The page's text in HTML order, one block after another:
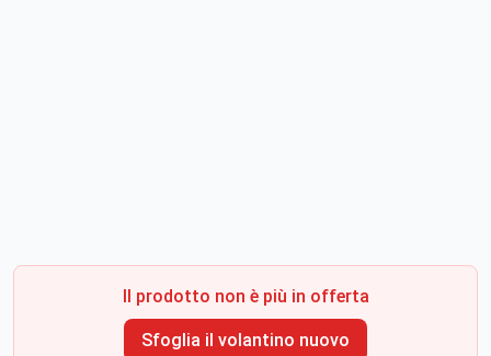
Il prodotto non è più in offerta
Sfoglia il volantino nuovo